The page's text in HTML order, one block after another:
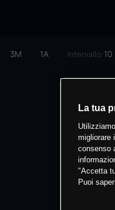
3M 1A Intervallo: 10
La tua
migliorare
consenso
"Accetta
Puoi